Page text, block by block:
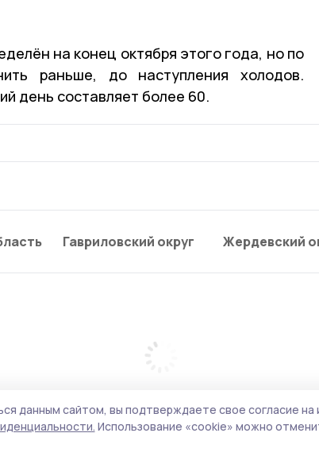
на конец октября этого года, но по
раньше, до наступления холодов.
день составляет более 60.
Гавриловский округ Жердевский
данным сайтом, вы подтверждаете свое согласие на
Использование «cookie» можно